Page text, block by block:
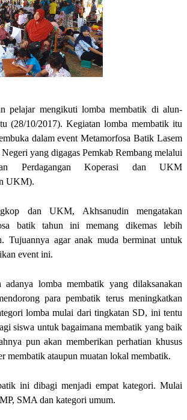
pelajar mengikuti lomba membatik di alun-
(28/10/2017). Kegiatan lomba membatik itu
dalam event Metamorfosa Batik Lasem
yang digagas Pemkab Rembang melalui
Perdagangan Koperasi dan UKM
UKM).
dan UKM, Akhsanudin mengatakan
batik tahun ini memang dikemas lebih
Tujuannya agar anak muda berminat untuk
event ini.
lomba membatik yang dilaksanakan
para pembatik terus meningkatkan
lomba mulai dari tingkatan SD, ini tentu
siswa untuk bagaimana membatik yang baik
pun akan memberikan perhatian khusus
membatik ataupun muatan lokal membatik.
ini dibagi menjadi empat kategori. Mulai
SMA dan kategori umum.